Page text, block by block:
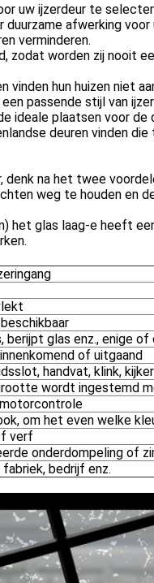
uw ijzerdeur te
duurzame afwerking
verminderen.
zodat worden zij nooit
vinden hun huizen niet
passende stijl van
ideale plaatsen voor de
deuren vinden
denk na het twee
weg te houden en
het glas laag-e heeft
berijpt glas enz., enige
of uitgaand
handvat, klink,
wordt ingestemd
om het even welke
verf
onderdompeling of
fabriek, bedrijf enz.